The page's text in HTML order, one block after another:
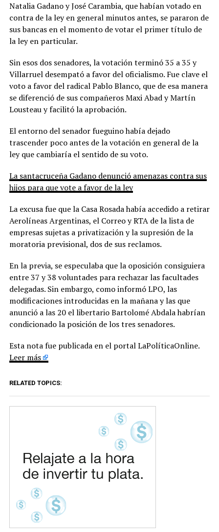
Natalia Gadano y José Carambia, que habían votado en
contra de la ley en general minutos antes, se pararon de
sus bancas en el momento de votar el primer título de
la ley en particular.
Sin esos dos senadores, la votación terminó 35 a 35 y
Villarruel desempató a favor del oficialismo. Fue clave el
voto a favor del radical Pablo Blanco, que de esa manera
se diferenció de sus compañeros Maxi Abad y Martín
Lousteau y facilitó la aprobación.
El entorno del senador fueguino había dejado
trascender poco antes de la votación en general de la
ley que cambiaría el sentido de su voto.
La santacruceña Gadano denunció amenazas contra sus
hijos para que vote a favor de la ley
La excusa fue que la Casa Rosada había accedido a retirar
Aerolíneas Argentinas, el Correo y RTA de la lista de
empresas sujetas a privatización y la supresión de la
moratoria previsional, dos de sus reclamos.
En la previa, se especulaba que la oposición consiguiera
entre 37 y 38 voluntades para rechazar las facultades
delegadas. Sin embargo, como informó LPO, las
modificaciones introducidas en la mañana y las que
anunció a las 20 el libertario Bartolomé Abdala habrían
condicionado la posición de los tres senadores.
Esta nota fue publicada en el portal LaPolíticaOnline.
Leer más
RELATED TOPICS: